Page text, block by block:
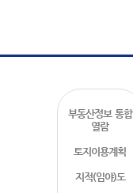
부동산정보 통합
열람
토지이용계획
지적(임야)도